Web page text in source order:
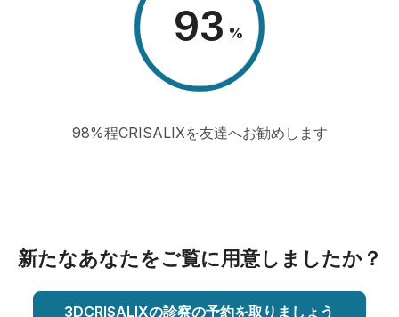
98 %
98%程CRISALIXを友達へお勧めします
新たなあなたをご覧に用意しましたか？
3DCRISALIXの診察の予約を取りましょう